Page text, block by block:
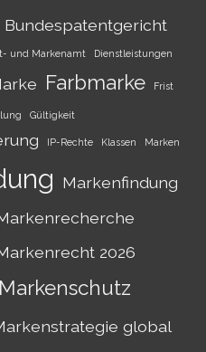
Bundespatentgericht
und Markenamt Dienstleistungen
Farbmarke Frist
Gültigkeit
IP-Rechte Klassen Marken
Markenfindung
2026
Markenschutz
global